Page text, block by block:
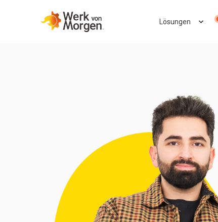
Lösungen